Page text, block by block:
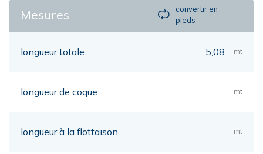
Mesures
convertir en
pieds
longueur totale 5,08 mt
longueur de coque mt
longueur à la flottaison mt